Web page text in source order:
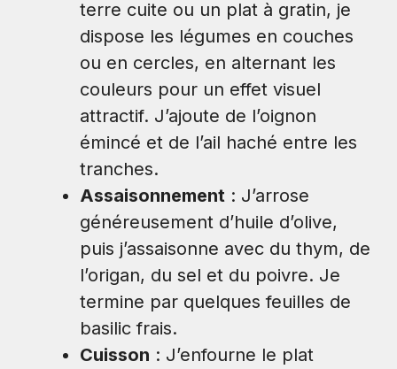
terre cuite ou un plat à gratin, je
dispose les légumes en couches
ou en cercles, en alternant les
couleurs pour un effet visuel
attractif. J’ajoute de l’oignon
émincé et de l’ail haché entre les
tranches.
Assaisonnement : J’arrose
généreusement d’huile d’olive,
puis j’assaisonne avec du thym, de
l’origan, du sel et du poivre. Je
termine par quelques feuilles de
basilic frais.
Cuisson : J’enfourne le plat